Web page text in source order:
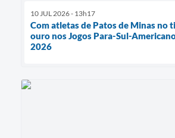
10 JUL 2026 - 13h17
Com atletas de Patos de Minas no
ouro nos Jogos Para-Sul-
2026